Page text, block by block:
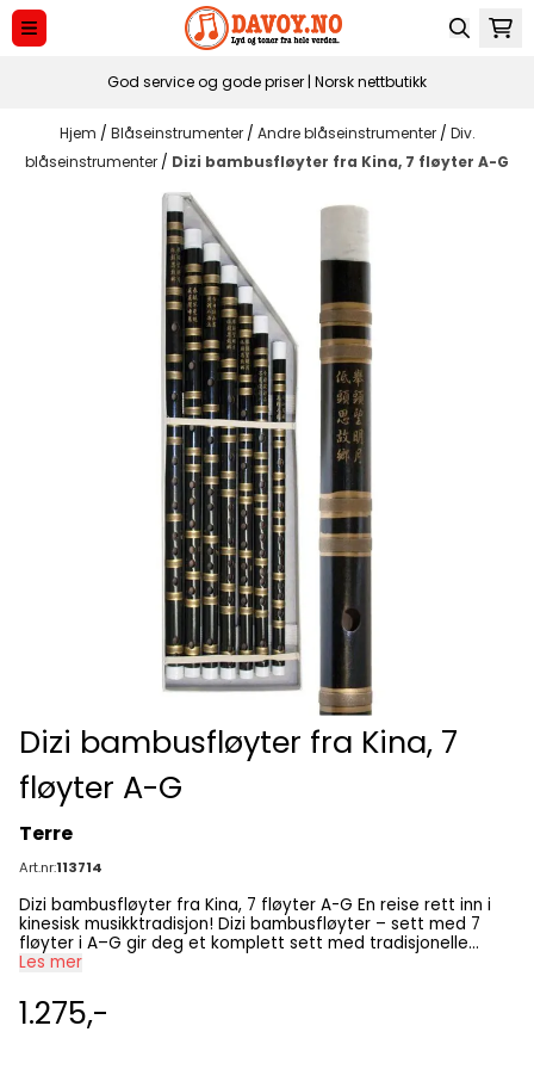
Hopp til innhold
God service og gode priser | Norsk nettbutikk
Hjem / Blåseinstrumenter / Andre blåseinstrumenter / Div.
blåseinstrumenter / Dizi bambusfløyter fra Kina, 7 fløyter A-G
Dizi bambusfløyter fra Kina, 7
fløyter A-G
Terre
Art.nr:113714
Dizi bambusfløyter fra Kina, 7 fløyter A-G En reise rett inn i
kinesisk musikktradisjon! Dizi bambusfløyter – sett med 7
fløyter i A–G gir deg et komplett sett med tradisjonelle
kinesiske bambusfløyter i syv tonearter: C, D, Eb, E, F, G og A.
karakteristiske “dizi-membranen” som gir den særegne, lyse
og lett nasale klangen som har gjort instrumentet kjent over
Les mer
1.275,-